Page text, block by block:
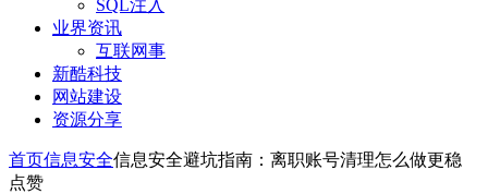
SQL注入
业界资讯
互联网事
新酷科技
网站建设
资源分享
首页信息安全信息安全避坑指南：离职账号清理怎么做更稳
点赞